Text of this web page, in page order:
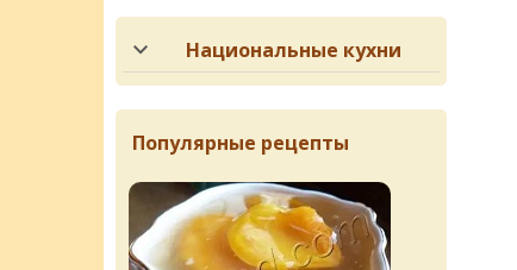
Национальные кухни
Популярные рецепты